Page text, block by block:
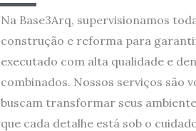
Na Base3Arq, supervisionamos
construção e reforma para
executado com alta qualidade e
combinados. Nossos serviços são
buscam transformar seus
que cada detalhe está sob o